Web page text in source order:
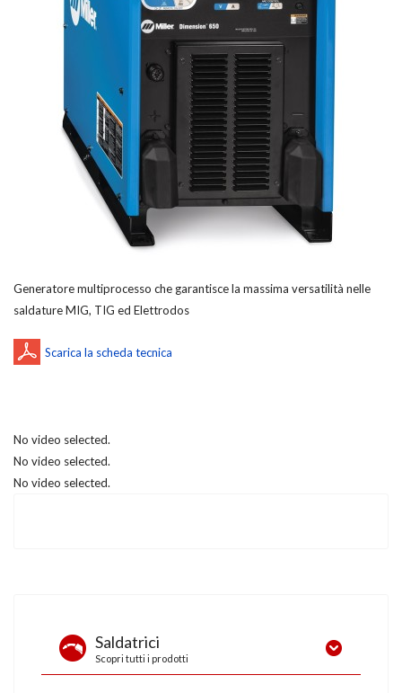
Generatore multiprocesso che garantisce la massima versatilità nelle
saldature MIG, TIG ed Elettrodos
No video selected.
No video selected.
No video selected.
Saldatrici
Scopri tutti i prodotti